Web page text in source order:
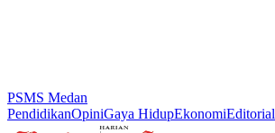
PSMS Medan
PendidikanOpiniGaya HidupEkonomiEditorial